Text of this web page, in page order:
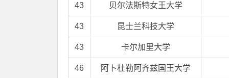
43 贝尔法斯特女王大学
43 昆士兰科技大学
43 卡尔加里大学
46 阿卜杜勒阿齐兹国王大学